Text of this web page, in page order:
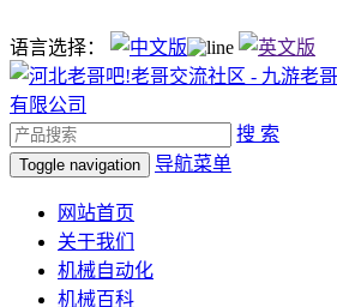
语言选择：
搜 索
Toggle navigation 导航菜单
网站首页
关于我们
机械自动化
机械百科